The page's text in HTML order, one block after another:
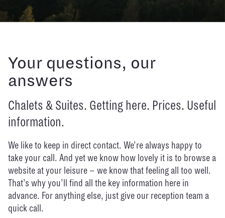
Your questions, our
answers
Chalets & Suites. Getting here. Prices. Useful
information.
We like to keep in direct contact. We’re always happy to
take your call. And yet we know how lovely it is to browse a
website at your leisure – we know that feeling all too well.
That’s why you’ll find all the key information here in
advance. For anything else, just give our reception team a
quick call.